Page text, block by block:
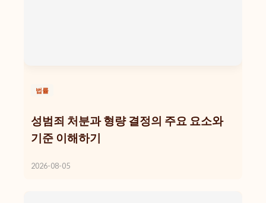
법률
성범죄 처분과 형량 결정의 주요 요소와
기준 이해하기
2026-08-05